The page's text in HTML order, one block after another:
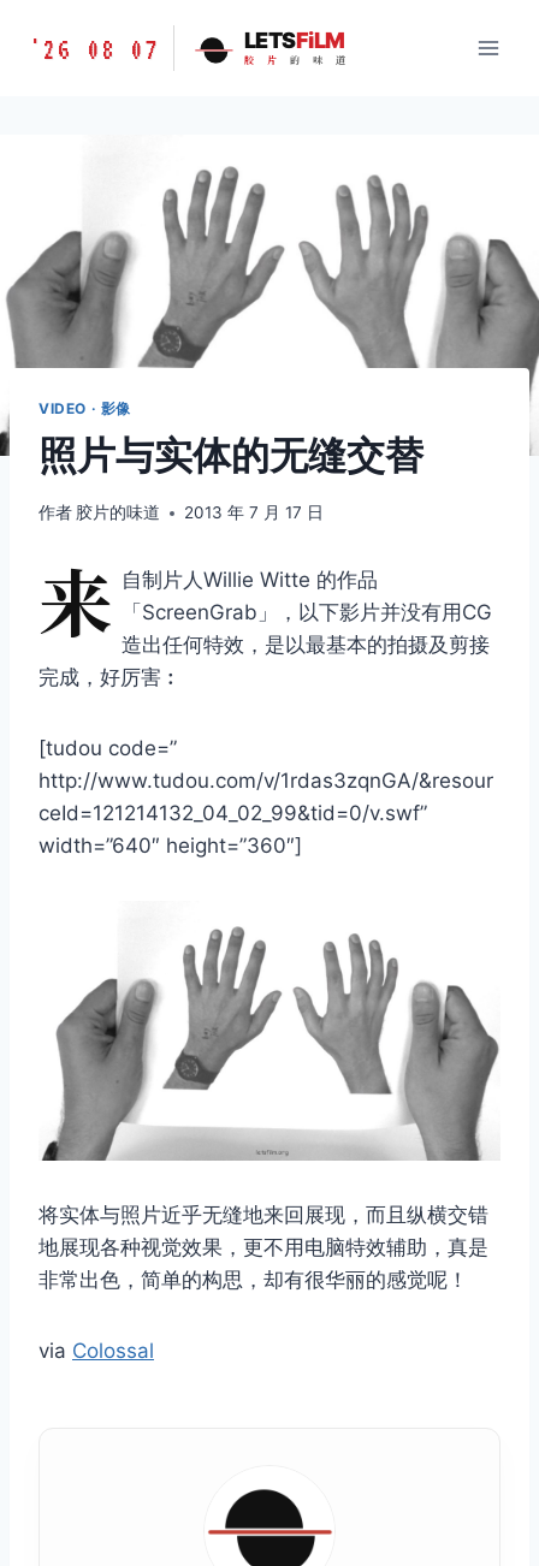
胶
'26 08 07 LETSFiLM
胶 片 的 味 道
VIDEO · 影像
照片与实体的无缝交替
作者 胶片的味道 2013 年 7 月 17 日
来 自制片人Willie Witte 的作品
「ScreenGrab」，以下影片并没有用CG
造出任何特效，是以最基本的拍摄及剪接
完成，好厉害︰
[tudou code=”
http://www.tudou.com/v/1rdas3zqnGA/&resour
ceId=121214132_04_02_99&tid=0/v.swf”
width=”640″ height=”360″]
将实体与照片近乎无缝地来回展现，而且纵横交错
地展现各种视觉效果，更不用电脑特效辅助，真是
非常出色，简单的构思，却有很华丽的感觉呢​​！
via Colossal